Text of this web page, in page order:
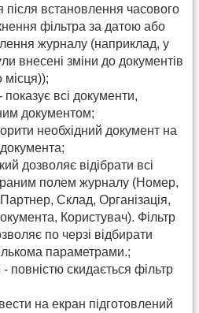
після встановлення часового
фільтра за датою або
журналу (наприклад, у
внесені зміни до документів
місця));
показує всі документи,
документом;
необхідний документ на
дозволяє відібрати всі
полем журналу (Номер,
Склад, Організація,
Користувач). Фільтр
по черзі відбирати
параметрами.;
- повністю скидається фільтр
на екран підготовлений